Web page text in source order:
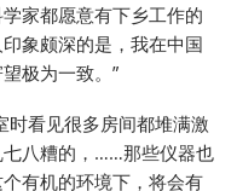
家都愿意有下乡工作的
象颇深的是，我在中国
极为一致。”
时看见很多房间都堆满激
七八糟的，……那些仪器也
有机的环境下，将会有